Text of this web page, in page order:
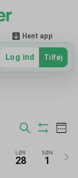
Hent app
Log ind Tilføj
Søg
efter
Week
LØR
28
SØN
1